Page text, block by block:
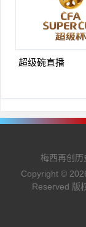
超级碗直播
梅西再创
Copyright ©
Reserved 版